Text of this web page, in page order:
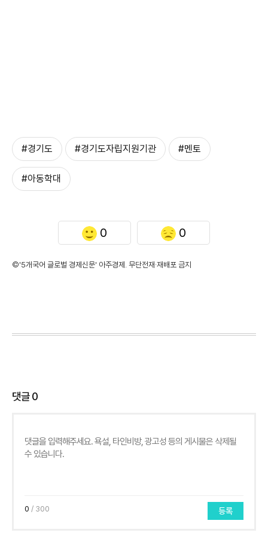
#경기도 #경기도자립지원기관 #멘토
#아동학대
0 0
©'5개국어 글로벌 경제신문' 아주경제. 무단전재·재배포 금지
댓글0
0 / 300 등록